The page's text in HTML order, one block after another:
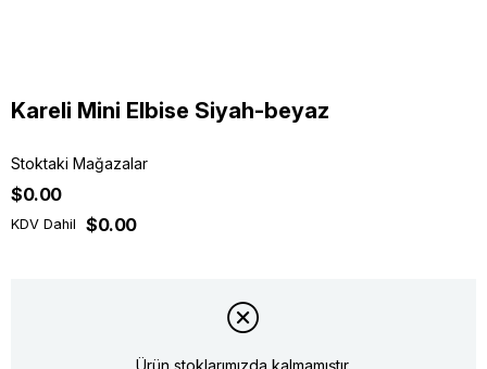
Kareli Mini Elbise Siyah-beyaz
Stoktaki Mağazalar
$0.00
KDV Dahil $0.00